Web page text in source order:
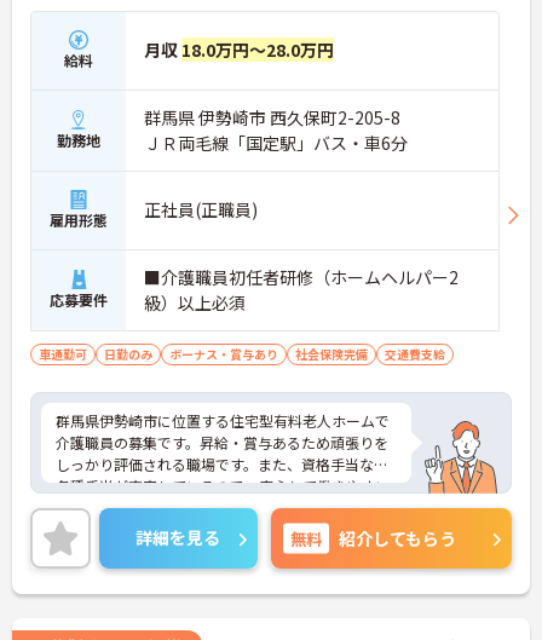
給料 月収 18.0万円～28.0万円
勤務地
群馬県 伊勢崎市 西久保町2-205-8
ＪＲ両毛線「国定駅」バス・車6分
雇用形態 正社員(正職員)
応募要件
■介護職員初任者研修（ホームヘルパー2
級）以上必須
車通勤可 日勤のみ ボーナス・賞与あり 社会保険完備 交通費支給
群馬県伊勢崎市に位置する住宅型有料老人ホームで
介護職員の募集です。昇給・賞与あるため頑張りを
しっかり評価される職場です。また、資格手当など
各種手当が充実しているので、安心して働きやすい
環境が整っています♪日勤のみの勤務で完全週休2
日制なので、ワークライフバランスも充実できま
す！ご興味ある方は面接ポイントをお伝えしますの
で、お気軽にご連絡ください。
詳細を見る 無料 紹介してもらう